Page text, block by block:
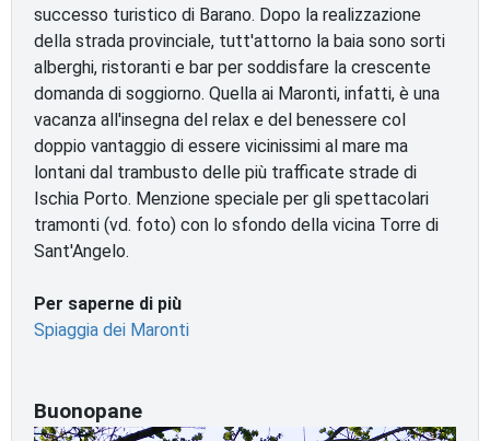
successo turistico di Barano. Dopo la realizzazione
della strada provinciale, tutt'attorno la baia sono sorti
alberghi, ristoranti e bar per soddisfare la crescente
domanda di soggiorno. Quella ai Maronti, infatti, è una
vacanza all'insegna del relax e del benessere col
doppio vantaggio di essere vicinissimi al mare ma
lontani dal trambusto delle più trafficate strade di
Ischia Porto. Menzione speciale per gli spettacolari
tramonti (vd. foto) con lo sfondo della vicina Torre di
Sant'Angelo.
Per saperne di più
Spiaggia dei Maronti
Buonopane